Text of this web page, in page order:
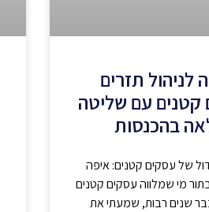
לניהול תזרים
קטנים עם שליטה
בהכנסות
של עסקים קטנים: איפה
מי שמלווה עסקים קטנים
כבר שנים רבות, שמעתי את